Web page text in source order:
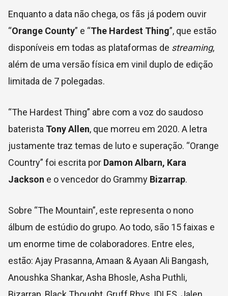
Enquanto a data não chega, os fãs já podem ouvir
“Orange County” e “The Hardest Thing”, que estão
disponíveis em todas as plataformas de streaming,
além de uma versão física em vinil duplo de edição
limitada de 7 polegadas.
“The Hardest Thing” abre com a voz do saudoso
baterista Tony Allen, que morreu em 2020. A letra
justamente traz temas de luto e superação. “Orange
Country” foi escrita por Damon Albarn, Kara
Jackson e o vencedor do Grammy Bizarrap.
Sobre “The Mountain”, este representa o nono
álbum de estúdio do grupo. Ao todo, são 15 faixas e
um enorme time de colaboradores. Entre eles,
estão: Ajay Prasanna, Amaan & Ayaan Ali Bangash,
Anoushka Shankar, Asha Bhosle, Asha Puthli,